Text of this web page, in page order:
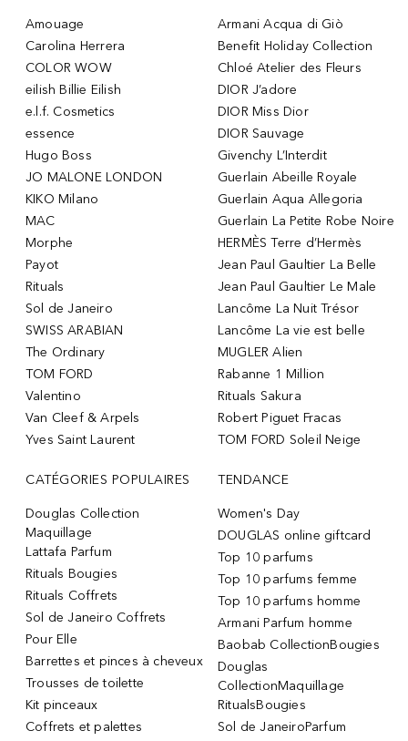
Amouage
Carolina Herrera
COLOR WOW
eilish Billie Eilish
e.l.f. Cosmetics
essence
Hugo Boss
JO MALONE LONDON
KIKO Milano
MAC
Morphe
Payot
Rituals
Sol de Janeiro
SWISS ARABIAN
The Ordinary
TOM FORD
Valentino
Van Cleef & Arpels
Yves Saint Laurent
Armani Acqua di Giò
Benefit Holiday Collection
Chloé Atelier des Fleurs
DIOR J’adore
DIOR Miss Dior
DIOR Sauvage
Givenchy L’Interdit
Guerlain Abeille Royale
Guerlain Aqua Allegoria
Guerlain La Petite Robe Noire
HERMÈS Terre d’Hermès
Jean Paul Gaultier La Belle
Jean Paul Gaultier Le Male
Lancôme La Nuit Trésor
Lancôme La vie est belle
MUGLER Alien
Rabanne 1 Million
Rituals Sakura
Robert Piguet Fracas
TOM FORD Soleil Neige
CATÉGORIES POPULAIRES
Douglas Collection
Maquillage
Lattafa Parfum
Rituals Bougies
Rituals Coffrets
Sol de Janeiro Coffrets
Pour Elle
Barrettes et pinces à cheveux
Trousses de toilette
Kit pinceaux
Coffrets et palettes
TENDANCE
Women's Day
DOUGLAS online giftcard
Top 10 parfums
Top 10 parfums femme
Top 10 parfums homme
Armani Parfum homme
Baobab CollectionBougies
Douglas
CollectionMaquillage
RitualsBougies
Sol de JaneiroParfum